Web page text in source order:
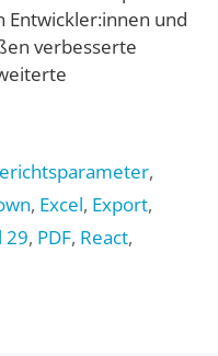
Entwickler:innen und
verbesserte
,
, Excel, Export,
29, PDF, React,